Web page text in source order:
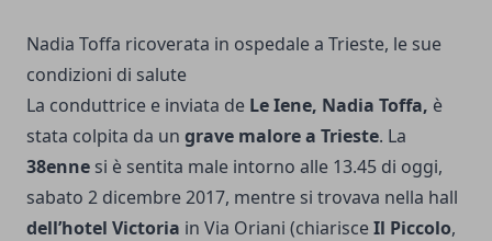
Nadia Toffa ricoverata in ospedale a Trieste, le sue
condizioni di salute
La conduttrice e inviata de Le Iene, Nadia Toffa, è
stata colpita da un grave malore a Trieste. La
38enne si è sentita male intorno alle 13.45 di oggi,
sabato 2 dicembre 2017, mentre si trovava nella hall
dell’hotel Victoria in Via Oriani (chiarisceIl Piccolo,